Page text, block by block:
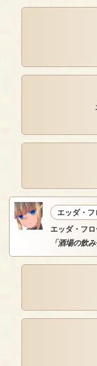
エッダ・
エッダ・フ
「酒場の飲